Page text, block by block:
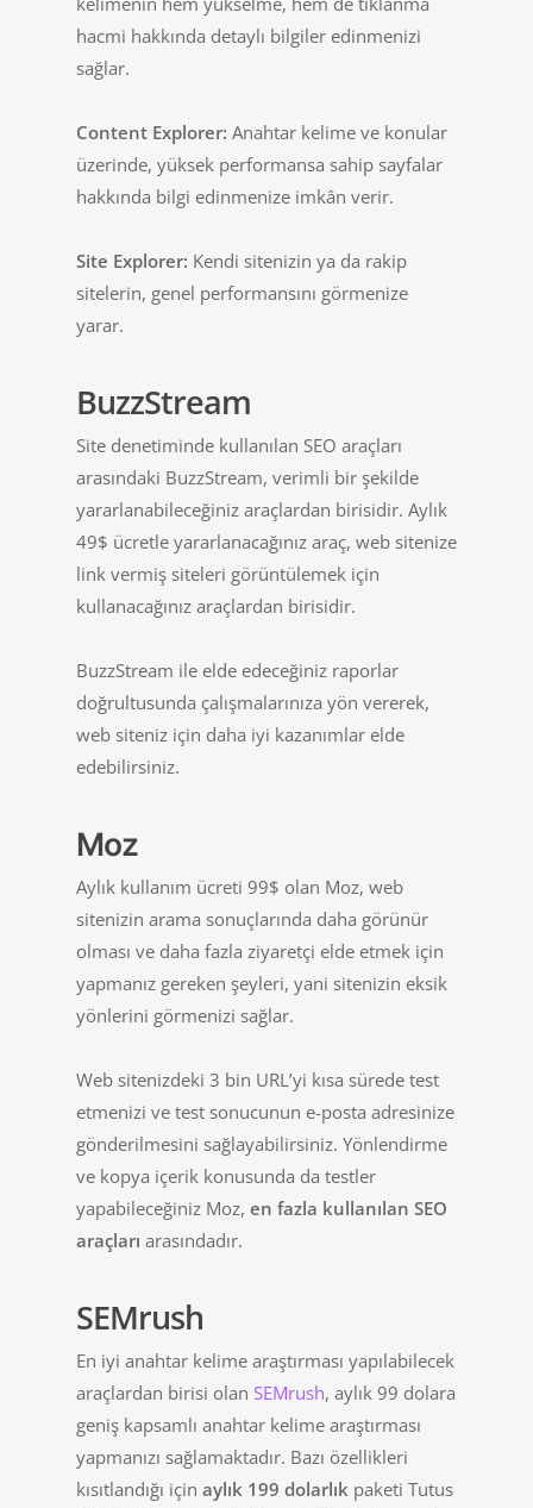
hacmi hakkında detaylı bilgiler edinmenizi
sağlar.
Content Explorer: Anahtar kelime ve konular
üzerinde, yüksek performansa sahip sayfalar
hakkında bilgi edinmenize imkân verir.
Site Explorer: Kendi sitenizin ya da rakip
sitelerin, genel performansını görmenize
yarar.
BuzzStream
Site denetiminde kullanılan SEO araçları
arasındaki BuzzStream, verimli bir şekilde
yararlanabileceğiniz araçlardan birisidir. Aylık
49$ ücretle yararlanacağınız araç, web sitenize
link vermiş siteleri görüntülemek için
kullanacağınız araçlardan birisidir.
BuzzStream ile elde edeceğiniz raporlar
doğrultusunda çalışmalarınıza yön vererek,
web siteniz için daha iyi kazanımlar elde
edebilirsiniz.
Moz
Aylık kullanım ücreti 99$ olan Moz, web
sitenizin arama sonuçlarında daha görünür
olması ve daha fazla ziyaretçi elde etmek için
yapmanız gereken şeyleri, yani sitenizin eksik
yönlerini görmenizi sağlar.
Web sitenizdeki 3 bin URL’yi kısa sürede test
etmenizi ve test sonucunun e-posta adresinize
gönderilmesini sağlayabilirsiniz. Yönlendirme
ve kopya içerik konusunda da testler
yapabileceğiniz Moz, en fazla kullanılan SEO
araçları arasındadır.
SEMrush
En iyi anahtar kelime araştırması yapılabilecek
araçlardan birisi olan SEMrush, aylık 99 dolara
geniş kapsamlı anahtar kelime araştırması
yapmanızı sağlamaktadır. Bazı özellikleri
kısıtlandığı için aylık 199 dolarlık paketi Tutus